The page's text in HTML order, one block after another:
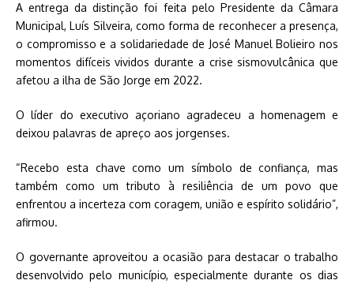
A entrega da distinção foi feita pelo Presidente da Câmara
Municipal, Luís Silveira, como forma de reconhecer a presença,
o compromisso e a solidariedade de José Manuel Bolieiro nos
momentos difíceis vividos durante a crise sismovulcânica que
afetou a ilha de São Jorge em 2022.
O líder do executivo açoriano agradeceu a homenagem e
deixou palavras de apreço aos jorgenses.
“Recebo esta chave como um símbolo de confiança, mas
também como um tributo à resiliência de um povo que
enfrentou a incerteza com coragem, união e espírito solidário”,
afirmou.
O governante aproveitou a ocasião para destacar o trabalho
desenvolvido pelo município, especialmente durante os dias